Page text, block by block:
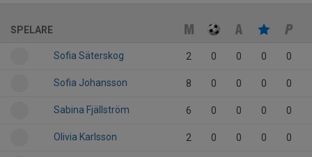
SPELARE
Sofia Säterskog 2 0 0 0 0
Sofia Johansson 8 0 0 0 0
Sabina Fjällström 6 0 0 0 0
Olivia Karlsson 2 0 0 0 0